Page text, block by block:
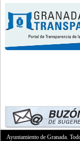
Ayuntamiento de Granada.